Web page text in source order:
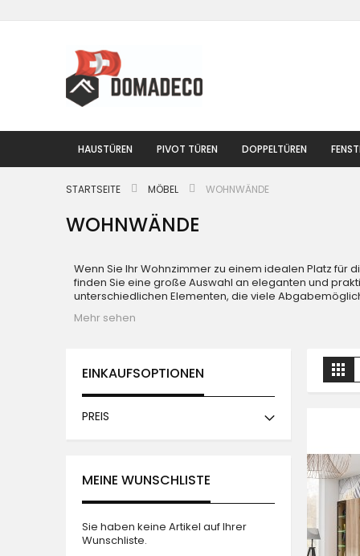
Inhalt
HAUSTÜREN PIVOT TÜREN DOPPELTÜREN
STARTSEITE MÖBEL WOHNWÄNDE
WOHNWÄNDE
Wenn Sie Ihr Wohnzimmer zu einem idealen Platz
finden Sie eine große Auswahl an eleganten und
unterschiedlichen Elementen, die viele
Mehr sehen
EINKAUFSOPTIONEN
PREIS
MEINE WUNSCHLISTE
Sie haben keine Artikel auf Ihrer
Wunschliste.